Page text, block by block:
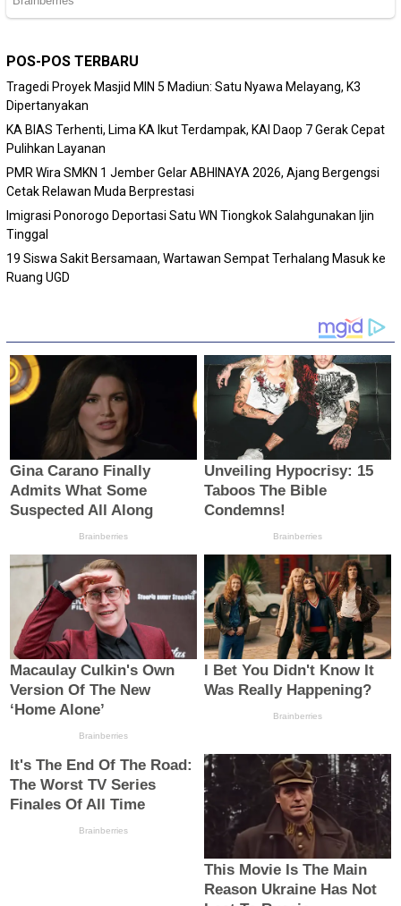
POS-POS TERBARU
Tragedi Proyek Masjid MIN 5 Madiun: Satu Nyawa Melayang, K3
Dipertanyakan
KA BIAS Terhenti, Lima KA Ikut Terdampak, KAI Daop 7 Gerak Cepat
Pulihkan Layanan
PMR Wira SMKN 1 Jember Gelar ABHINAYA 2026, Ajang Bergengsi
Cetak Relawan Muda Berprestasi
Imigrasi Ponorogo Deportasi Satu WN Tiongkok Salahgunakan Ijin
Tinggal
19 Siswa Sakit Bersamaan, Wartawan Sempat Terhalang Masuk ke
Ruang UGD